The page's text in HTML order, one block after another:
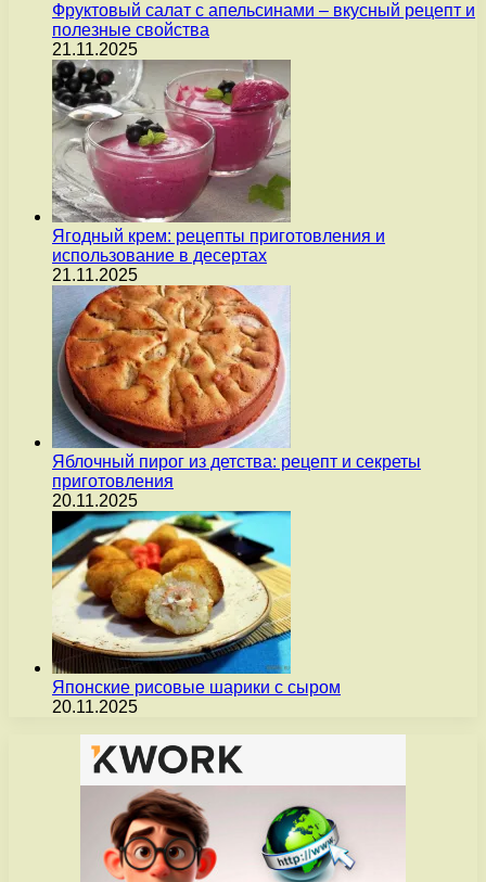
Фруктовый салат с апельсинами – вкусный рецепт и
полезные свойства
21.11.2025
Ягодный крем: рецепты приготовления и
использование в десертах
21.11.2025
Яблочный пирог из детства: рецепт и секреты
приготовления
20.11.2025
Японские рисовые шарики с сыром
20.11.2025